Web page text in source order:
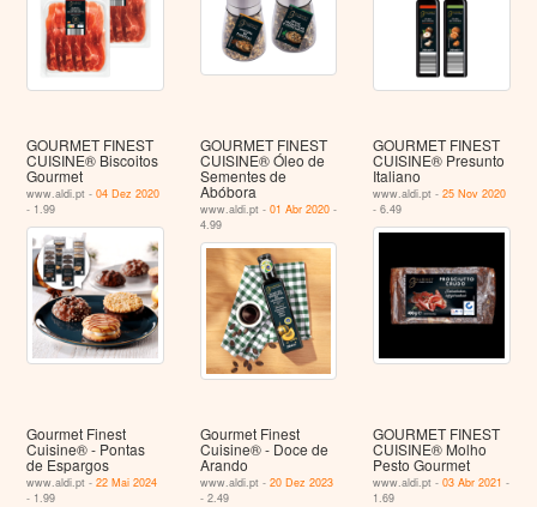
GOURMET FINEST
CUISINE® Biscoitos
Gourmet
www.aldi.pt -04 Dez 2020
- 1.99
GOURMET FINEST
CUISINE® Óleo de
Sementes de
Abóbora
www.aldi.pt - 01 Abr 2020-
4.99
GOURMET FINEST
CUISINE® Presunto
Italiano
www.aldi.pt -25 Nov 2020
- 6.49
Gourmet Finest
Cuisine® - Pontas
de Espargos
www.aldi.pt -22 Mai 2024
- 1.99
Gourmet Finest
Cuisine® - Doce de
Arando
www.aldi.pt - 20 Dez 2023
- 2.49
GOURMET FINEST
CUISINE® Molho
Pesto Gourmet
www.aldi.pt -03 Abr 2021 -
1.69